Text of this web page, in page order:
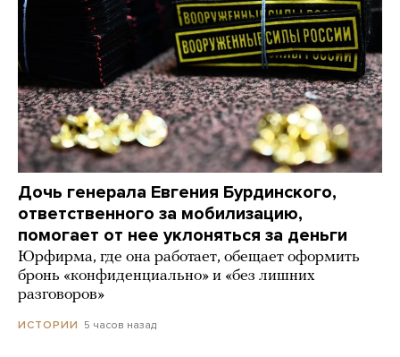
Дочь генерала Евгения Бурдинского,
ответственного за мобилизацию,
помогает от нее уклоняться за деньги
Юрфирма, где она работает, обещает оформить
бронь «конфиденциально» и «без лишних
разговоров»
ИСТОРИИ 5 часов назад